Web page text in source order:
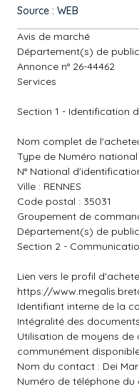
Source : WEB
Avis de marché
Département(s) de
Annonce n° 26-44462
Services
Section 1 - Identification
Nom complet de
Type de Numéro
N° National
Ville : RENNES
Code postal : 35031
Groupement de
Département(s) de
Section 2 -
Lien vers le profil
https://
Identifiant interne de la
Intégralité des
Utilisation de moyens
communément
Nom du contact : Dei
Numéro de téléphone du